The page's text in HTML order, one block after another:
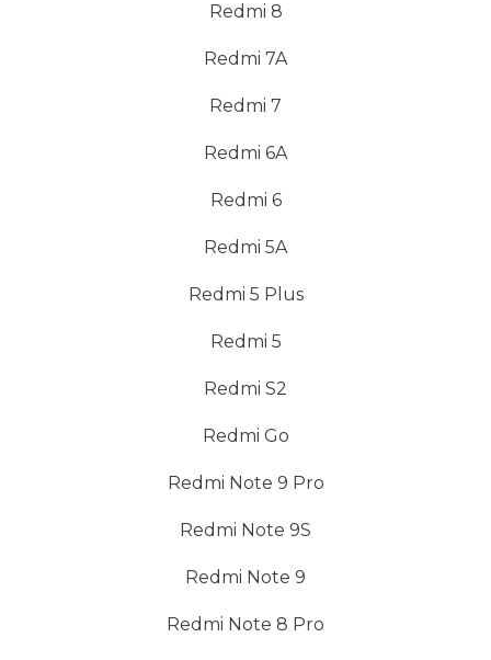
Redmi 8
Redmi 7A
Redmi 7
Redmi 6A
Redmi 6
Redmi 5A
Redmi 5 Plus
Redmi 5
Redmi S2
Redmi Go
Redmi Note 9 Pro
Redmi Note 9S
Redmi Note 9
Redmi Note 8 Pro